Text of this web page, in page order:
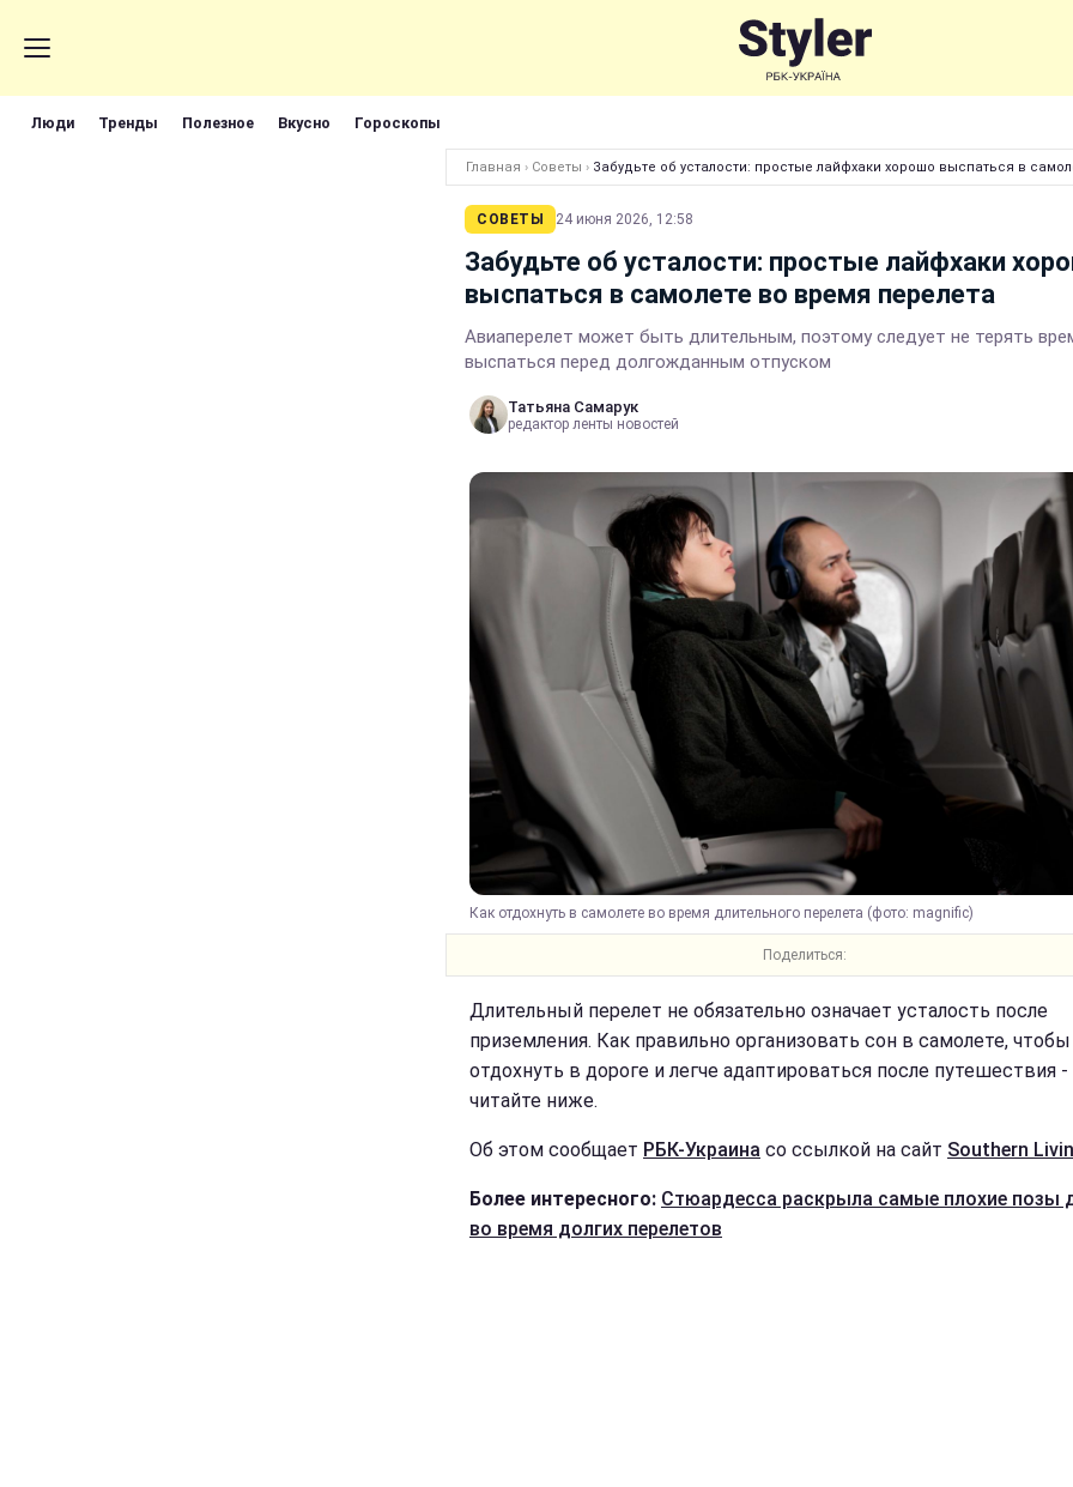
Люди Тренды Полезное Вкусно Гороскопы
Главная › Советы › Забудьте об усталости: простые лайфхаки хорошо выспаться в
СОВЕТЫ 24 июня 2026, 12:58
Забудьте об усталости: простые лайфхаки
выспаться в самолете во время перелета
Авиаперелет может быть длительным, поэтому следует не терять
выспаться перед долгожданным отпуском
Татьяна Самарук
редактор ленты новостей
Как отдохнуть в самолете во время длительного перелета (фото: magnific)
Поделиться:
Длительный перелет не обязательно означает усталость после
приземления. Как правильно организовать сон в самолете, чтобы
отдохнуть в дороге и легче адаптироваться после путешествия -
читайте ниже.
Об этом сообщает РБК-Украина со ссылкой на сайт Southern
Более интересного: Стюардесса раскрыла самые плохие позы
во время долгих перелетов